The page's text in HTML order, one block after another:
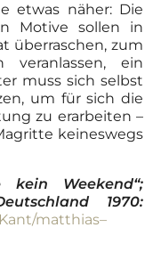
etwas näher: Die
Motive sollen in
überraschen, zum
veranlassen, ein
muss sich selbst
um für sich die
zu erarbeiten –
keineswegs
kein Weekend“;
1970:
matthias–